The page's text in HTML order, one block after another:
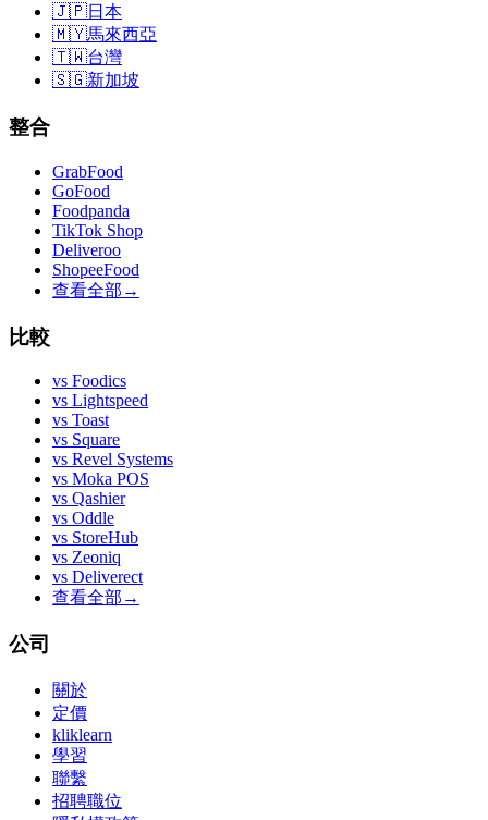
🇯🇵日本
🇲🇾馬來西亞
🇹🇼台灣
🇸🇬新加坡
整合
GrabFood
GoFood
Foodpanda
TikTok Shop
Deliveroo
ShopeeFood
查看全部 →
比較
vs Foodics
vs Lightspeed
vs Toast
vs Square
vs Revel Systems
vs Moka POS
vs Qashier
vs Oddle
vs StoreHub
vs Zeoniq
vs Deliverect
查看全部 →
公司
關於
定價
kliklearn
學習
聯繫
招聘職位